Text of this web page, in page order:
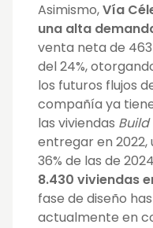
Asimismo,Vía
una alta
venta neta de
del 24%,
los futuros flujos
compañía ya
las viviendas Build
entregar en 2022,
36% de las de
8.430 viviendas
fase de diseño
actualmente en